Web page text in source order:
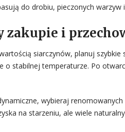
do drobiu, pieczonych warzyw
zakupie i
siarczynów, planuj
o stabilnej temperaturze. Po
wybieraj
na starzeniu, ale wiele